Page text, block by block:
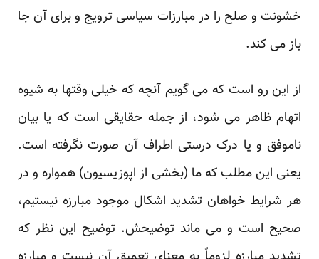
خشونت و صلح را در مبارزات سیاسی ترویج و برای آن جا
باز می کند.
از این رو است که می گویم آنچه که خیلی وقتها به شیوه
اتهام ظاهر می شود، از جمله حقایقی است که یا بیان
ناموفق و یا درک درستی اطراف آن صورت نگرفته است.
یعنی این مطلب که ما (بخشی از اپوزیسیون) همواره و در
هر شرایط خواهان تشدید اشکال موجود مبارزه نیستیم،
صحیح است و می ماند توضیحش. توضیح این نظر که